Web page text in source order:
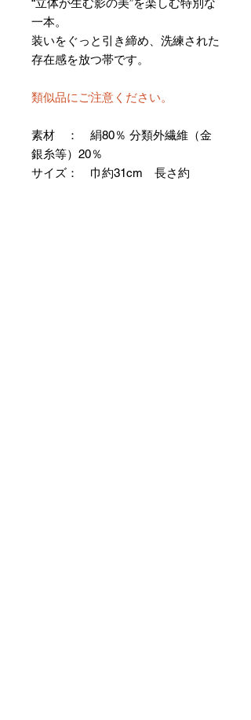
一本。
装いをぐっと引き締め、洗練された
存在感を放つ帯です。
類似品にご注意ください。
素材 ： 絹80％ 分類外繊維（金
銀糸等）20％
サイズ： 巾約31cm 長さ約